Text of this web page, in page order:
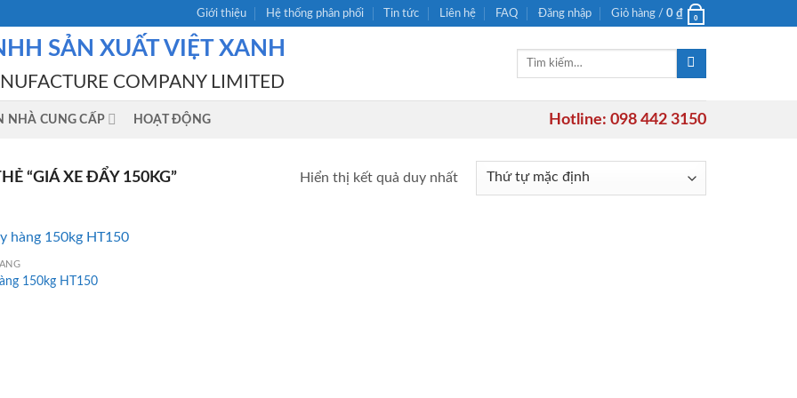
Giới thiệu Hệ thống phân phối Tin tức Liên hệ FAQ Đăng nhập Giỏ hàng / 0 ₫ 0
SẢN XUẤT VIỆT XANH
COMPANY LIMITED
Tìm
NHÀ CUNG CẤP HOẠT ĐỘNG Hotline: 098 442 3150
“GIÁ XE ĐẨY 150KG” Hiển thị kết quả duy nhất
150kg HT150